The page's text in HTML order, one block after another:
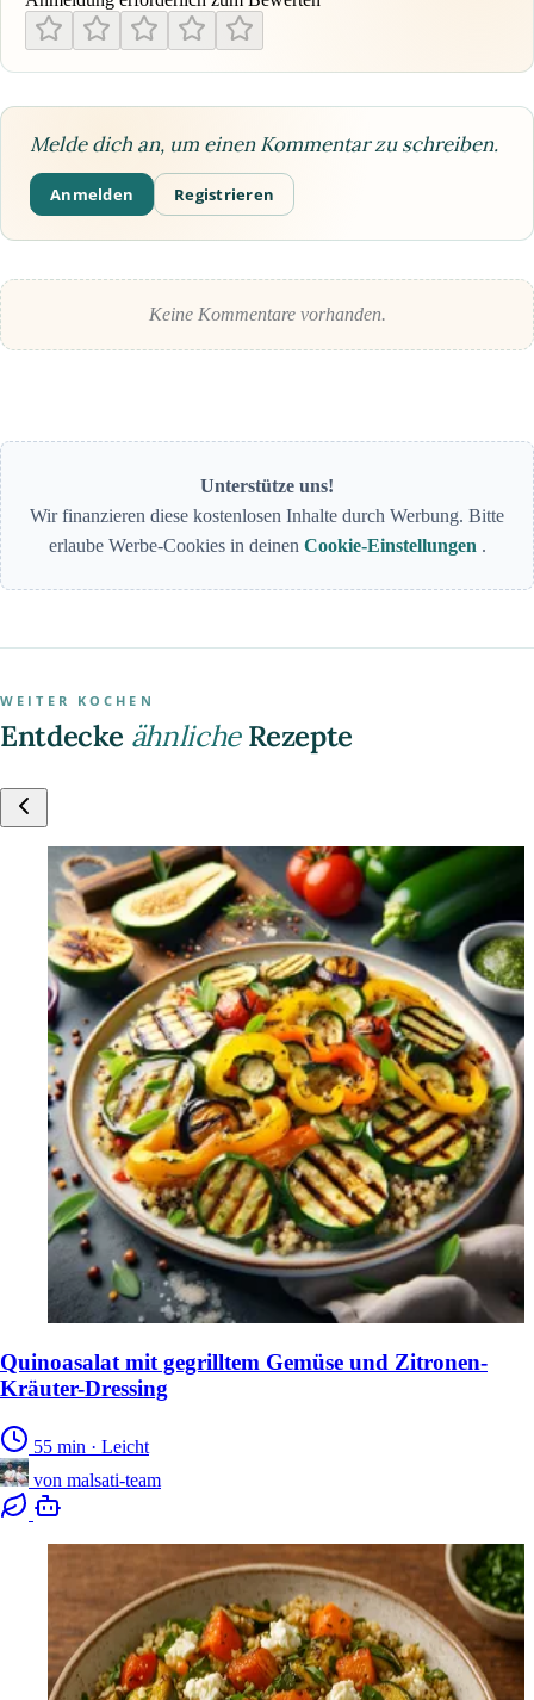
Melde dich an, um einen Kommentar zu schreiben.
Anmelden Registrieren
Keine Kommentare vorhanden.
Unterstütze uns!
Wir finanzieren diese kostenlosen Inhalte durch Werbung. Bitte
erlaube Werbe-Cookies in deinen Cookie-Einstellungen .
WEITER KOCHEN
Entdecke ähnlicheRezepte
Quinoasalat mit gegrilltem Gemüse und Zitronen-
Kräuter-Dressing
55 min · Leicht
von malsati-team